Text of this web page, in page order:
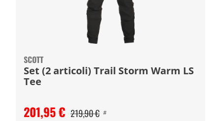
SCOTT
Set (2 articoli) Trail Storm Warm LS
Tee
201,95 € 219,90 € #